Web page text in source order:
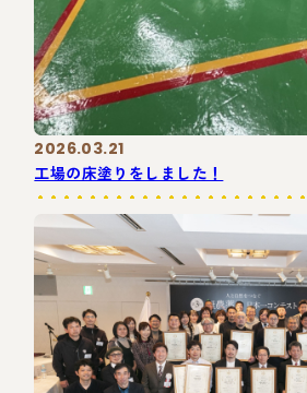
2026.03.21
工場の床塗りをしました！